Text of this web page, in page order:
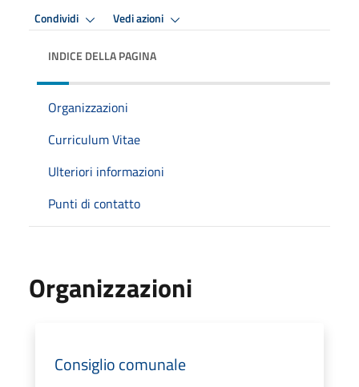
Condividi Vedi azioni
INDICE DELLA PAGINA
Organizzazioni
Curriculum Vitae
Ulteriori informazioni
Punti di contatto
Organizzazioni
Consiglio comunale